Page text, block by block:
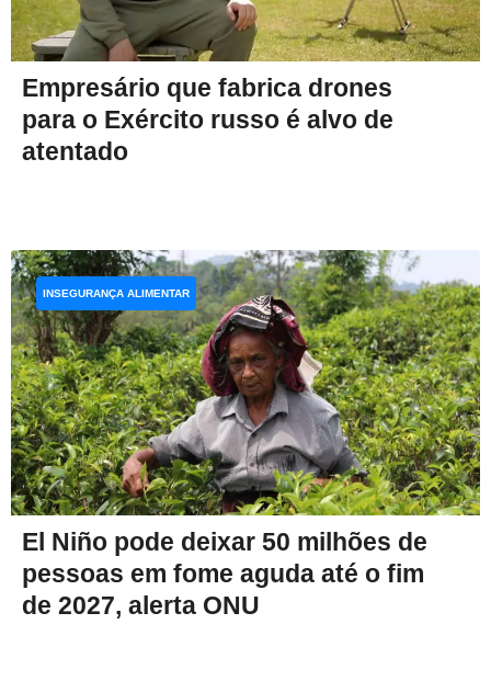
Empresário que fabrica drones
para o Exército russo é alvo de
atentado
El Niño pode deixar 50 milhões de
pessoas em fome aguda até o fim
de 2027, alerta ONU
INSEGURANÇA ALIMENTAR